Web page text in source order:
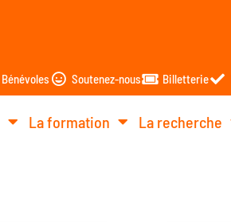
Bénévoles Soutenez-nous Billetterie
La formation La recherche